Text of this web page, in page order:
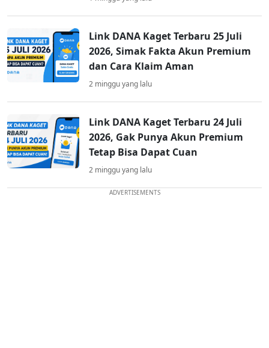
Link DANA Kaget Terbaru 25 Juli
2026, Simak Fakta Akun Premium
dan Cara Klaim Aman
2 minggu yang lalu
Link DANA Kaget Terbaru 24 Juli
2026, Gak Punya Akun Premium
Tetap Bisa Dapat Cuan
2 minggu yang lalu
ADVERTISEMENTS